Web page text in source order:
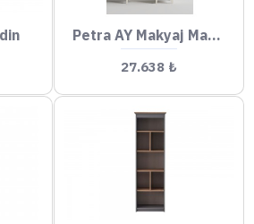
Petra AY Makyaj Masası
27.638 ₺